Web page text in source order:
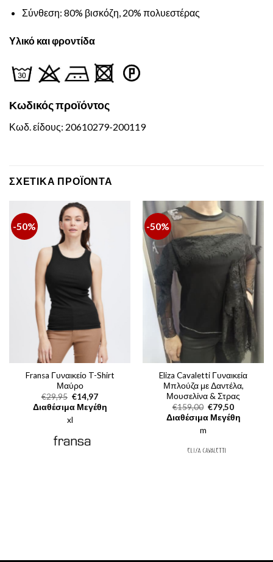
Σύνθεση: 80% βισκόζη, 20% πολυεστέρας
Υλικό και φροντίδα
Κωδικόςπροϊόντος
Κωδ. είδους: 20610279-200119
ΣΧΕΤΙΚΆ ΠΡΟΪΌΝΤΑ
-50%
Fransa Γυναικείο T-Shirt
Μαύρο
€29,95 Original
price
was:
€29,95.
€14,97Η
τρέχουσα
τιμή
Διαθέσιμα Μεγέθη
xl
-50%
Eliza Cavaletti Γυναικεία
Μπλούζα με Δαντέλα,
Μουσελίνα & Στρας
€159,00 Original
price
was:
€79,50Η
τρέχουσα
τιμή
Διαθέσιμα Μεγέθη
m